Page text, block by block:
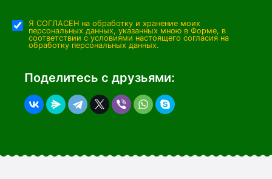
Я СОГЛАСЕН на обработку и хранение моих
персональных данных, указанных мною в Форме, в
соответствии с условиями настоящего согласия на
обработку персональных данных.
Поделитесь с друзьями: